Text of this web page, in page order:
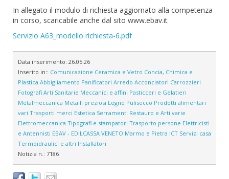
In allegato il modulo di richiesta aggiornato alla competenza
in corso, scaricabile anche dal sito www.ebav.it
Servizio A63_modello richiesta-6.pdf
Data inserimento: 26.05.26
Inserito in:: Comunicazione Ceramica e Vetro Concia, Chimica e
Plastica Abbigliamento Panificatori Arredo Acconciatori Carrozzieri
Fotografi Arti Sanitarie Meccanici e affini Pasticceri e Gelatieri
Metalmeccanica Metalli preziosi Legno Pulisecco Prodotti alimentari
vari Trasporti merci Estetica Serramenti Restauro e Arti varie
Elettromeccanica Tipografi e stampatori Trasporto persone Elettricisti
e Antennisti EBAV - EDILCASSA VENETO Marmo e Pietra ICT Servizi casa
Termoidraulici e altri Installatori
Notizia n.: 7186